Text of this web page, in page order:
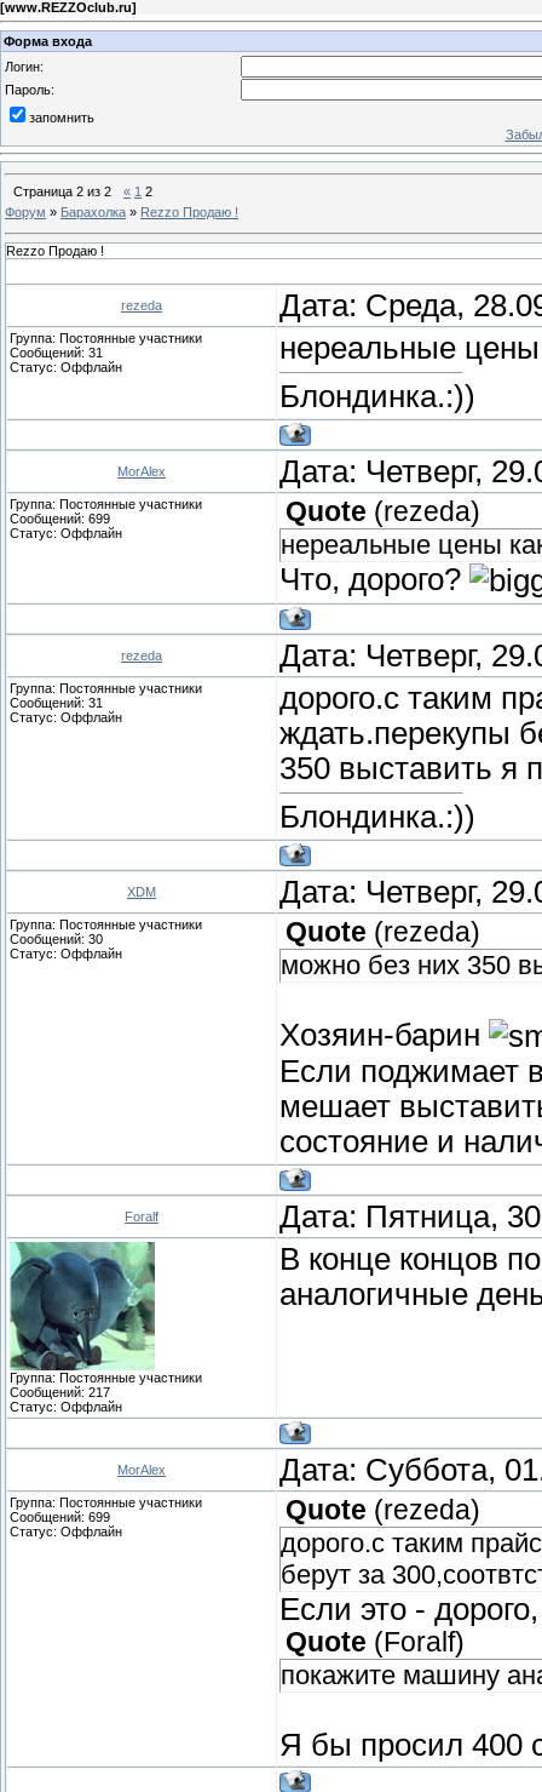
[www.REZZOclub.ru]
Форма входа
Логин:
Пароль:
запомнить
Страница 2 из 2 « 1 2
Форум » Барахолка » Rezzo Продаю !
Rezzo Продаю !
rezeda Дата: Среда,
Группа: Постоянные участники
Сообщений: 31
Статус: Оффлайн
нереальные цены
Блондинка.:))
MorAlex Дата: Четверг,
Группа: Постоянные участники
Сообщений: 699
Статус: Оффлайн
Quote (rezeda)
нереальные цены
Что, дорого?
rezeda Дата: Четверг,
Группа: Постоянные участники
Сообщений: 31
Статус: Оффлайн
дорого.с таким
ждать.перекупы
350 выставить я
Блондинка.:))
XDM Дата: Четверг,
Группа: Постоянные участники
Сообщений: 30
Статус: Оффлайн
Quote (rezeda)
можно без них 350
Хозяин-барин
Если поджимает
мешает
состояние и
Foralf Дата: Пятница,
Группа: Постоянные участники
Сообщений: 217
Статус: Оффлайн
В конце концов
аналогичные
MorAlex Дата: Суббота,
Группа: Постоянные участники
Сообщений: 699
Статус: Оффлайн
Quote (rezeda)
дорого.с таким
берут за
Если это -
Quote (Foralf)
покажите машину
Я бы просил 400